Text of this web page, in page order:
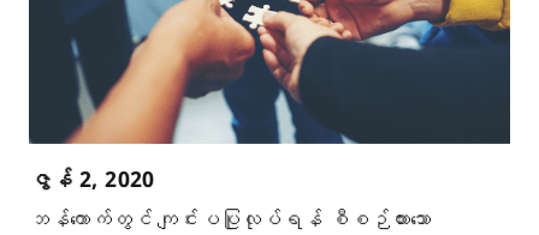
ဇွန် 2, 2020
ဘန်ကောက်တွင် ကျင်းပပြုလုပ်ရန် စီစဉ်ထားသော